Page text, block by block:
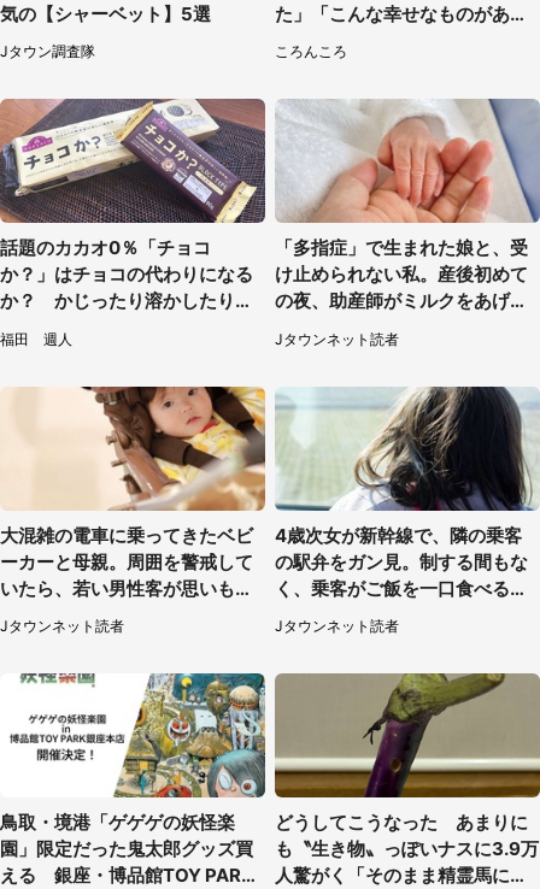
気の【シャーベット】5選
Jタウン調査隊
た」「こんな幸せなものがあっ
ころんころ
話題のカカオ0％「チョコ
か？」はチョコの代わりになる
か？ かじったり溶かしたりし
て食べてみた
福田 週人
「多指症」で生まれた娘と、受
け止められない私。産後初めて
の夜、助産師がミルクをあげて
るのを見て...（静岡県・20代女
性）
Jタウンネット読者
大混雑の電車に乗ってきたベビ
ーカーと母親。周囲を警戒して
いたら、若い男性客が思いもよ
らぬ行動に（東京都・50代女
性）
Jタウンネット読者
4歳次女が新幹線で、隣の乗客
の駅弁をガン見。制する間もな
く、乗客がご飯を一口食べると
（茨城県・50代女性）
Jタウンネット読者
鳥取・境港「ゲゲゲの妖怪楽
園」限定だった鬼太郎グッズ買
える 銀座・博品館TOY PARK
どうしてこうなった あまりに
も〝生き物〟っぽいナスに3.9万
人驚がく「そのまま精霊馬に使